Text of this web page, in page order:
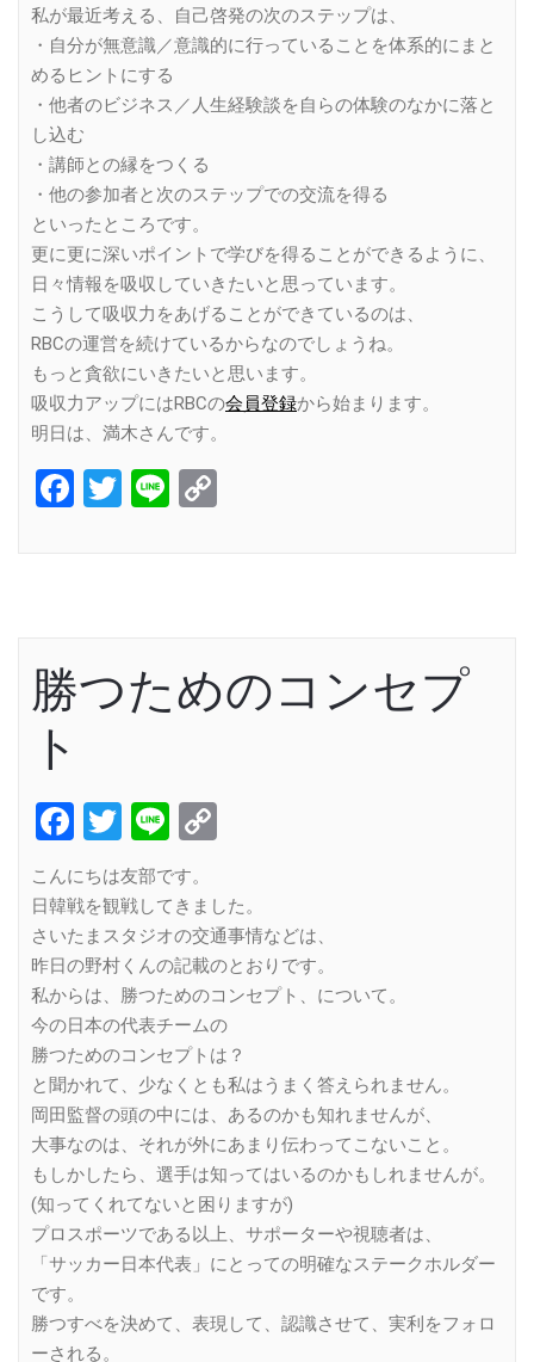
私が最近考える、自己啓発の次のステップは、
・自分が無意識／意識的に行っていることを体系的にまと
めるヒントにする
・他者のビジネス／人生経験談を自らの体験のなかに落と
し込む
・講師との縁をつくる
・他の参加者と次のステップでの交流を得る
といったところです。
更に更に深いポイントで学びを得ることができるように、
日々情報を吸収していきたいと思っています。
こうして吸収力をあげることができているのは、
RBCの運営を続けているからなのでしょうね。
もっと貪欲にいきたいと思います。
吸収力アップにはRBCの会員登録から始まります。
明日は、満木さんです。
Facebook
Twitter
Line
勝つためのコンセプ
ト
Facebook
Twitter
Line
こんにちは友部です。
日韓戦を観戦してきました。
さいたまスタジオの交通事情などは、
昨日の野村くんの記載のとおりです。
私からは、勝つためのコンセプト、について。
今の日本の代表チームの
勝つためのコンセプトは？
と聞かれて、少なくとも私はうまく答えられません。
岡田監督の頭の中には、あるのかも知れませんが、
大事なのは、それが外にあまり伝わってこないこと。
もしかしたら、選手は知ってはいるのかもしれませんが。
(知ってくれてないと困りますが)
プロスポーツである以上、サポーターや視聴者は、
「サッカー日本代表」にとっての明確なステークホルダー
です。
勝つすべを決めて、表現して、認識させて、実利をフォロ
ーされる。